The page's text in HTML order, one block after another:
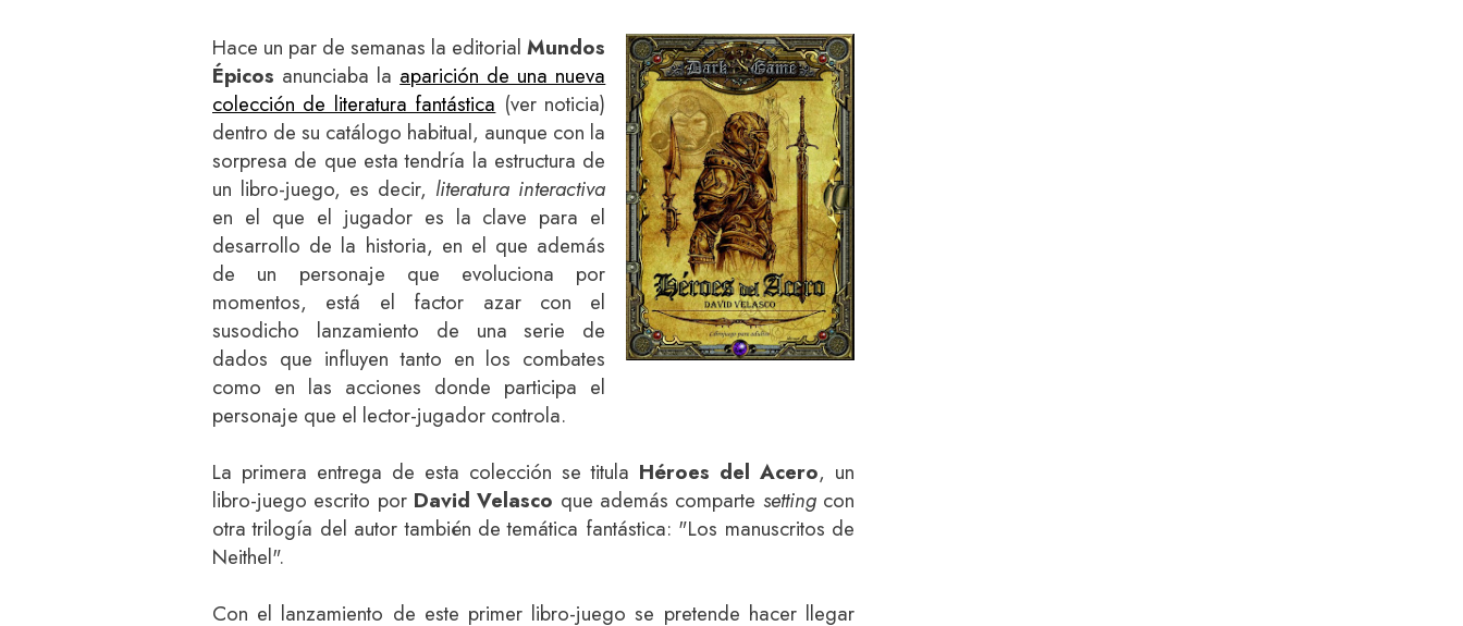
Hace un par de semanas la editorialMundos
Épicos anunciaba la aparición de una nueva
colección de literatura fantástica (ver noticia)
dentro de su catálogo habitual, aunque con la
sorpresa de que esta tendría la estructura de
un libro-juego, es decir, literatura interactiva
en el que el jugador es la clave para el
desarrollo de la historia, en el que además
de un personaje que evoluciona por
momentos, está el factor azar con el
susodicho lanzamiento de una serie de
dados que influyen tanto en los combates
como en las acciones donde participa el
personaje que el lector-jugador controla.
La primera entrega de esta colección se titula Héroes del Acero, un
libro-juego escrito por David Velasco que además comparte setting con
otra trilogía del autor también de temática fantástica: "Los manuscritos de
Neithel".
Con el lanzamiento de este primer libro-juego se pretende hacer llegar